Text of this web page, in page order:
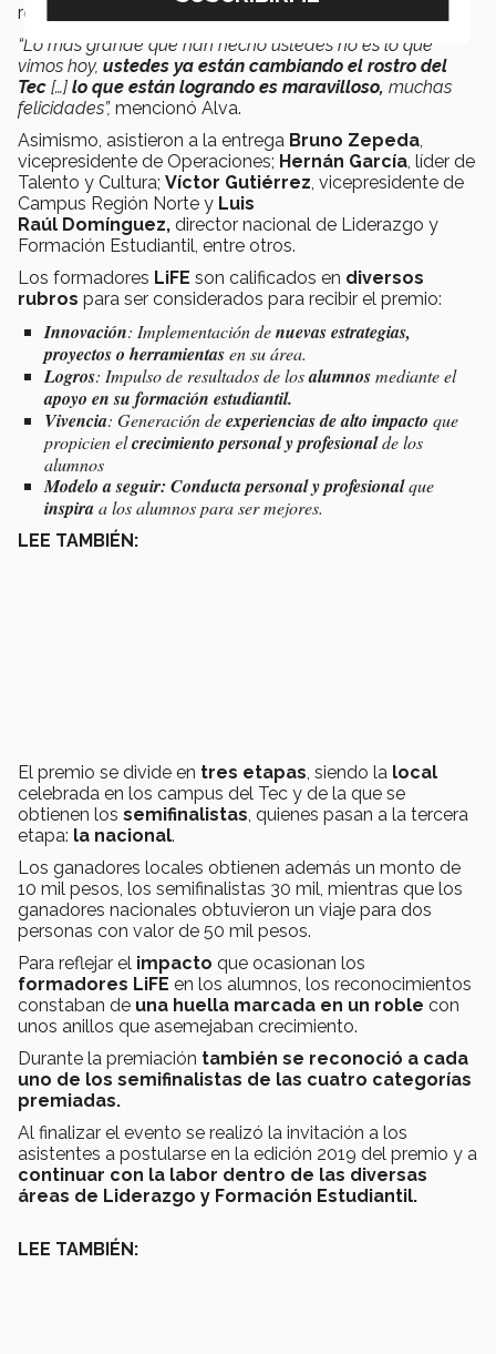
resaltó la
“Lo más grande que han hecho ustedes no es lo que
vimos hoy, ustedes ya están cambiando el rostro del
Tec […] lo que están logrando es maravilloso, muchas
felicidades”, mencionó Alva.
Asimismo, asistieron a la entrega Bruno Zepeda
vicepresidente de Operaciones; Hernán García , líder de
Talento y Cultura; Víctor Gutiérrez , vicepresidente de
Campus Región Norte y Luis
Raúl Domínguez, director nacional de Liderazgo y
Formación Estudiantil, entre otros.
Los formadores LiFE son calificados en diversos
rubros para ser considerados para recibir el premio:
Innovación: Implementación denuevas estrategias,
proyectos o herramientasen su área.
Logros: Impulso de resultados de losalumnosmediante el
apoyo en su formación estudiantil.
Vivencia: Generación deexperiencias de alto impacto que
propicien elcrecimiento personal y profesionalde los
alumnos
Modelo a seguir: Conducta personal y profesionalque
inspiraa los alumnos para ser mejores.
LEE TAMBIÉN:
El premio se divide en tres etapas , siendo la local
celebrada en los campus del Tec y de la que se
obtienen los semifinalistas , quienes pasan a la tercera
etapa: la nacional.
Los ganadores locales obtienen además un monto de
10 mil pesos, los semifinalistas 30 mil, mientras que los
ganadores nacionales obtuvieron un viaje para dos
personas con valor de 50 mil pesos.
Para reflejar el impacto que ocasionan los
formadores LiFE en los alumnos, los reconocimientos
constaban de una huella marcada en un roble con
unos anillos que asemejaban crecimiento.
Durante la premiación también se reconoció a cada
uno de los semifinalistas de las cuatro categorías
premiadas.
Al finalizar el evento se realizó la invitación a los
asistentes a postularse en la edición 2019 del premio y a
continuar con la labor dentro de las diversas
áreas de Liderazgo y Formación Estudiantil.
LEE TAMBIÉN: